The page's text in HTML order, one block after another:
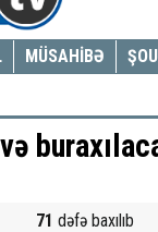
MÜSAHİBƏ
71 dəfə baxılıb